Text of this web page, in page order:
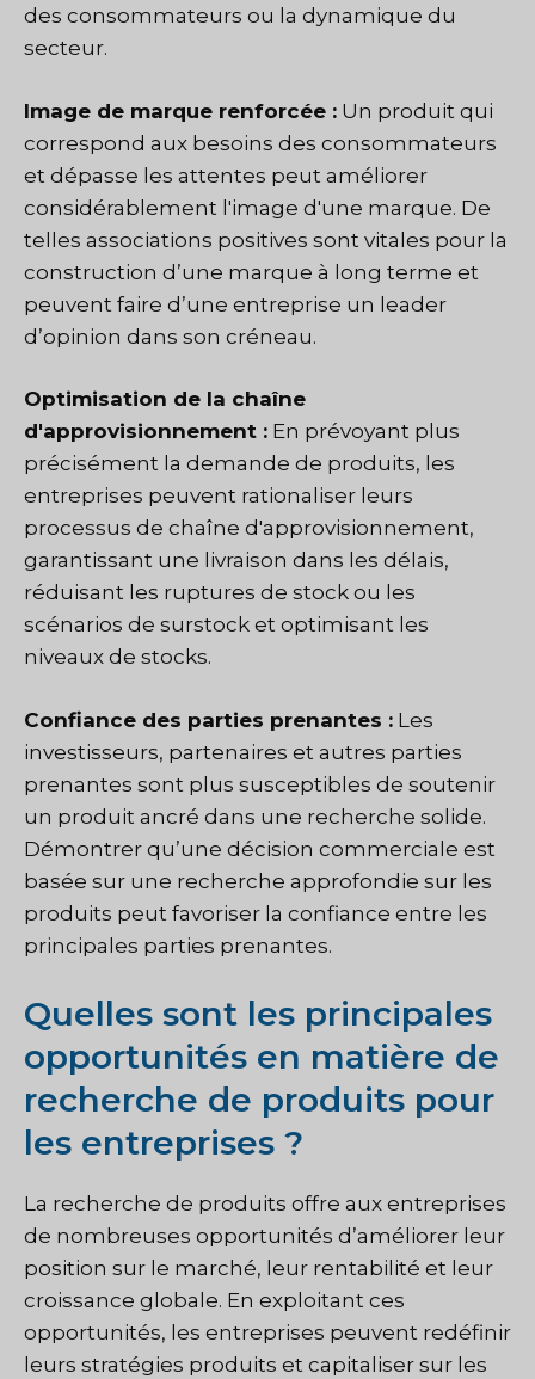
des consommateurs ou la dynamique du
secteur.
Image de marque renforcée : Un produit qui
correspond aux besoins des consommateurs
et dépasse les attentes peut améliorer
considérablement l'image d'une marque. De
telles associations positives sont vitales pour la
construction d’une marque à long terme et
peuvent faire d’une entreprise un leader
d’opinion dans son créneau.
Optimisation de la chaîne
d'approvisionnement : En prévoyant plus
précisément la demande de produits, les
entreprises peuvent rationaliser leurs
processus de chaîne d'approvisionnement,
garantissant une livraison dans les délais,
réduisant les ruptures de stock ou les
scénarios de surstock et optimisant les
niveaux de stocks.
Confiance des parties prenantes : Les
investisseurs, partenaires et autres parties
prenantes sont plus susceptibles de soutenir
un produit ancré dans une recherche solide.
Démontrer qu’une décision commerciale est
basée sur une recherche approfondie sur les
produits peut favoriser la confiance entre les
principales parties prenantes.
Quelles sont les principales
opportunités en matière de
recherche de produits pour
les entreprises ?
La recherche de produits offre aux entreprises
de nombreuses opportunités d’améliorer leur
position sur le marché, leur rentabilité et leur
croissance globale. En exploitant ces
opportunités, les entreprises peuvent redéfinir
leurs stratégies produits et capitaliser sur les